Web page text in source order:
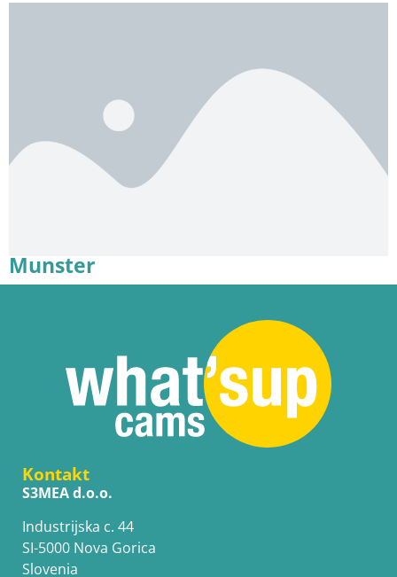
Munster
Kontakt
S3MEA d.o.o.
Industrijska c. 44
SI-5000 Nova Gorica
Slovenia